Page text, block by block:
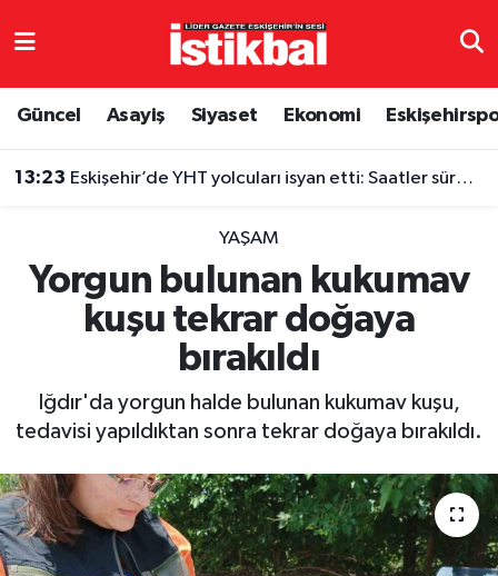
Güncel Asayiş Siyaset Ekonomi
13:23 Eskişehir’de YHT yolcuları isyan etti: Saatler süren gecikme
YAŞAM
Yorgun bulunan kukumav
kuşu tekrar doğaya
bırakıldı
Iğdır'da yorgun halde bulunan kukumav kuşu,
tedavisi yapıldıktan sonra tekrar doğaya bırakıldı.
Eskişehirspor
Spor
Ekonomi
Sağlık
Yaşam
Eskişehir Nöbetçi Eczaneler
TFF 3.Lig 4.Grup Puan Durumu ve Fikstür
Tüm Manşetler
Son Dakika Haberleri
Haber Arşivi